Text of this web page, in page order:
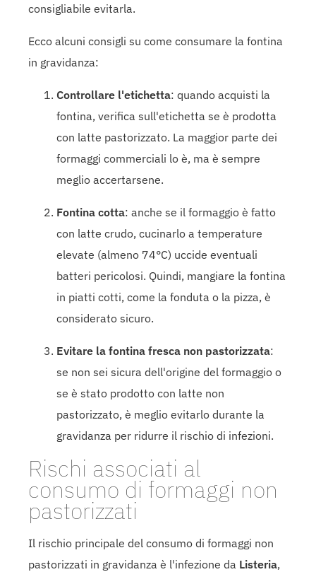
consigliabile evitarla.
Ecco alcuni consigli su come consumare la fontina
in gravidanza:
Controllare l'etichetta: quando acquisti la
fontina, verifica sull'etichetta se è prodotta
con latte pastorizzato. La maggior parte dei
formaggi commerciali lo è, ma è sempre
meglio accertarsene.
Fontina cotta: anche se il formaggio è fatto
con latte crudo, cucinarlo a temperature
elevate (almeno 74°C) uccide eventuali
batteri pericolosi. Quindi, mangiare la fontina
in piatti cotti, come la fonduta o la pizza, è
considerato sicuro.
Evitare la fontina fresca non pastorizzata:
se non sei sicura dell'origine del formaggio o
se è stato prodotto con latte non
pastorizzato, è meglio evitarlo durante la
gravidanza per ridurre il rischio di infezioni.
Rischi associati al
consumo di formaggi non
pastorizzati
Il rischio principale del consumo di formaggi non
pastorizzati in gravidanza è l'infezione da Listeria,